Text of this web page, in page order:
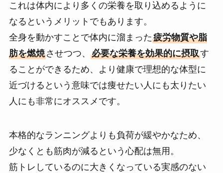
これは体内により多くの栄養を取り込めるように
なるというメリットでもあります。
全身を動かすことで体内に溜まった疲労物質や脂
肪を燃焼させつつ、 必要な栄養を効果的に摂取す
ることができるため、より健康で理想的な体型に
近づけるという意味では痩せたい人にも太りたい
人にも非常にオススメです。
本格的なランニングよりも負荷が緩やかなため、
少なくとも筋肉が減るという心配は無用。
筋トレしているのに大きくなっている実感のない